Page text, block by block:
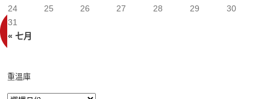
« 七月
24
25 26 27 28 29
30
31
重溫庫